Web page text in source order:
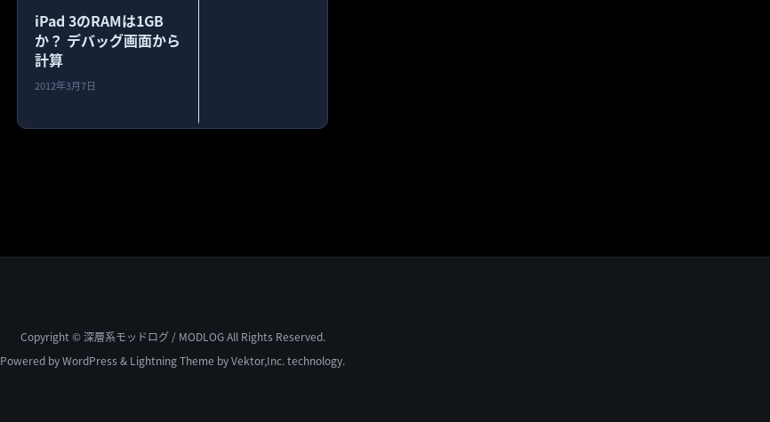
iPad 3のRAMは1GB
か？ デバッグ画面から
計算
2012年3月7日
Copyright © 深層系モッドログ / MODLOG All Rights Reserved.
Powered byWordPress & Lightning Theme by Vektor,Inc. technology.